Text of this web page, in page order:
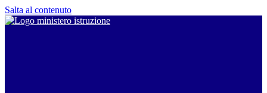
Salta al contenuto